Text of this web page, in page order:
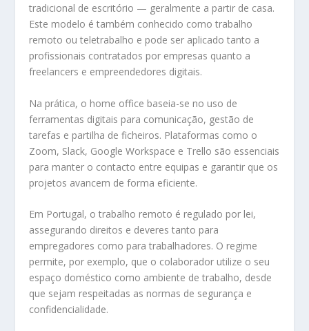
tradicional de escritório — geralmente a partir de casa.
Este modelo é também conhecido como trabalho
remoto ou teletrabalho e pode ser aplicado tanto a
profissionais contratados por empresas quanto a
freelancers e empreendedores digitais.
Na prática, o home office baseia-se no uso de
ferramentas digitais para comunicação, gestão de
tarefas e partilha de ficheiros. Plataformas como o
Zoom, Slack, Google Workspace e Trello são essenciais
para manter o contacto entre equipas e garantir que os
projetos avancem de forma eficiente.
Em Portugal, o trabalho remoto é regulado por lei,
assegurando direitos e deveres tanto para
empregadores como para trabalhadores. O regime
permite, por exemplo, que o colaborador utilize o seu
espaço doméstico como ambiente de trabalho, desde
que sejam respeitadas as normas de segurança e
confidencialidade.